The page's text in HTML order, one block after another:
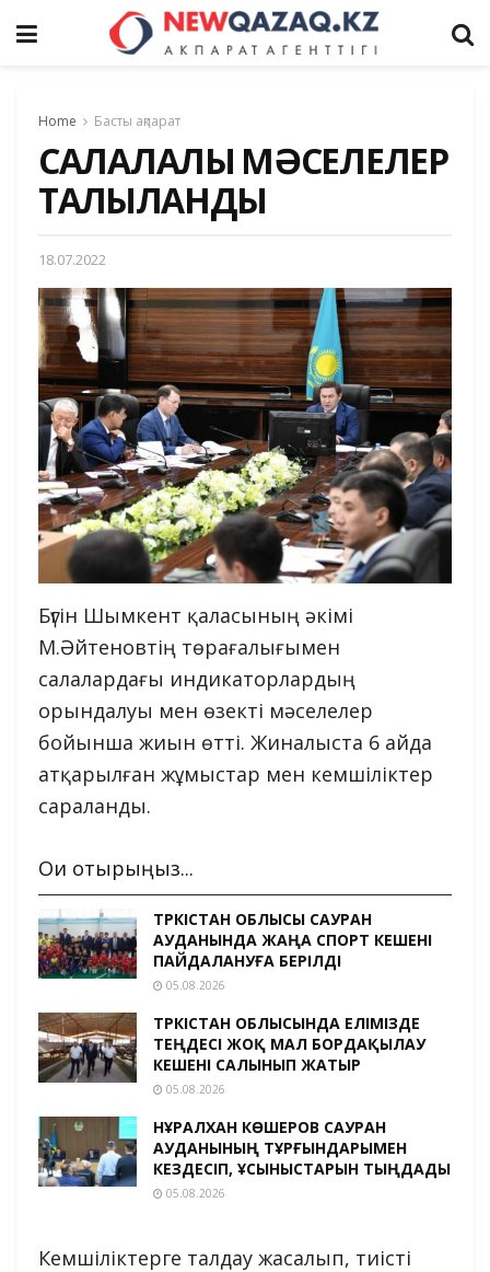
Home Басты ақпарат
САЛАЛАЛЫҚ МӘСЕЛЕЛЕР
ТАЛҚЫЛАНДЫ
18.07.2022
Бүгін Шымкент қаласының әкімі
М.Әйтеновтің төрағалығымен
салалардағы индикаторлардың
орындалуы мен өзекті мәселелер
бойынша жиын өтті. Жиналыста 6 айда
атқарылған жұмыстар мен кемшіліктер
сараланды.
Оқи отырыңыз...
ТҮРКІСТАН ОБЛЫСЫ САУРАН
АУДАНЫНДА ЖАҢА СПОРТ КЕШЕНІ
ПАЙДАЛАНУҒА БЕРІЛДІ
05.08.2026
ТҮРКІСТАН ОБЛЫСЫНДА ЕЛІМІЗДЕ
ТЕҢДЕСІ ЖОҚ МАЛ БОРДАҚЫЛАУ
КЕШЕНІ САЛЫНЫП ЖАТЫР
05.08.2026
НҰРАЛХАН КӨШЕРОВ САУРАН
АУДАНЫНЫҢ ТҰРҒЫНДАРЫМЕН
КЕЗДЕСІП, ҰСЫНЫСТАРЫН ТЫҢДАДЫ
05.08.2026
Кемшіліктерге талдау жасалып, тиісті